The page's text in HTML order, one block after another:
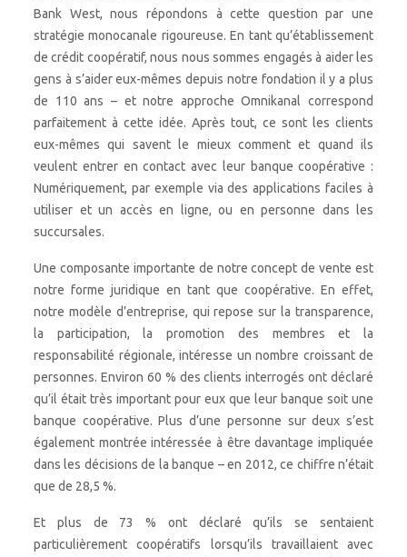
Bank West, nous répondons à cette question par une
stratégie monocanale rigoureuse. En tant qu’établissement
de crédit coopératif, nous nous sommes engagés à aider les
gens à s’aider eux-mêmes depuis notre fondation il y a plus
de 110 ans – et notre approche Omnikanal correspond
parfaitement à cette idée. Après tout, ce sont les clients
eux-mêmes qui savent le mieux comment et quand ils
veulent entrer en contact avec leur banque coopérative :
Numériquement, par exemple via des applications faciles à
utiliser et un accès en ligne, ou en personne dans les
succursales.
Une composante importante de notre concept de vente est
notre forme juridique en tant que coopérative. En effet,
notre modèle d’entreprise, qui repose sur la transparence,
la participation, la promotion des membres et la
responsabilité régionale, intéresse un nombre croissant de
personnes. Environ 60 % des clients interrogés ont déclaré
qu’il était très important pour eux que leur banque soit une
banque coopérative. Plus d’une personne sur deux s’est
également montrée intéressée à être davantage impliquée
dans les décisions de la banque – en 2012, ce chiffre n’était
que de 28,5 %.
Et plus de 73 % ont déclaré qu’ils se sentaient
particulièrement coopératifs lorsqu’ils travaillaient avec